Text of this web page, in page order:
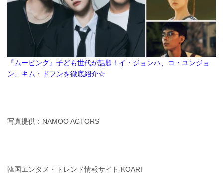
『ムービング』子ども世代が話題！イ・ジョンハ、コ・ユンジョ
ン、キム・ドフンを徹底紹介☆
写真提供：NAMOO ACTORS
韓国エンタメ・トレンド情報サイト KOARI